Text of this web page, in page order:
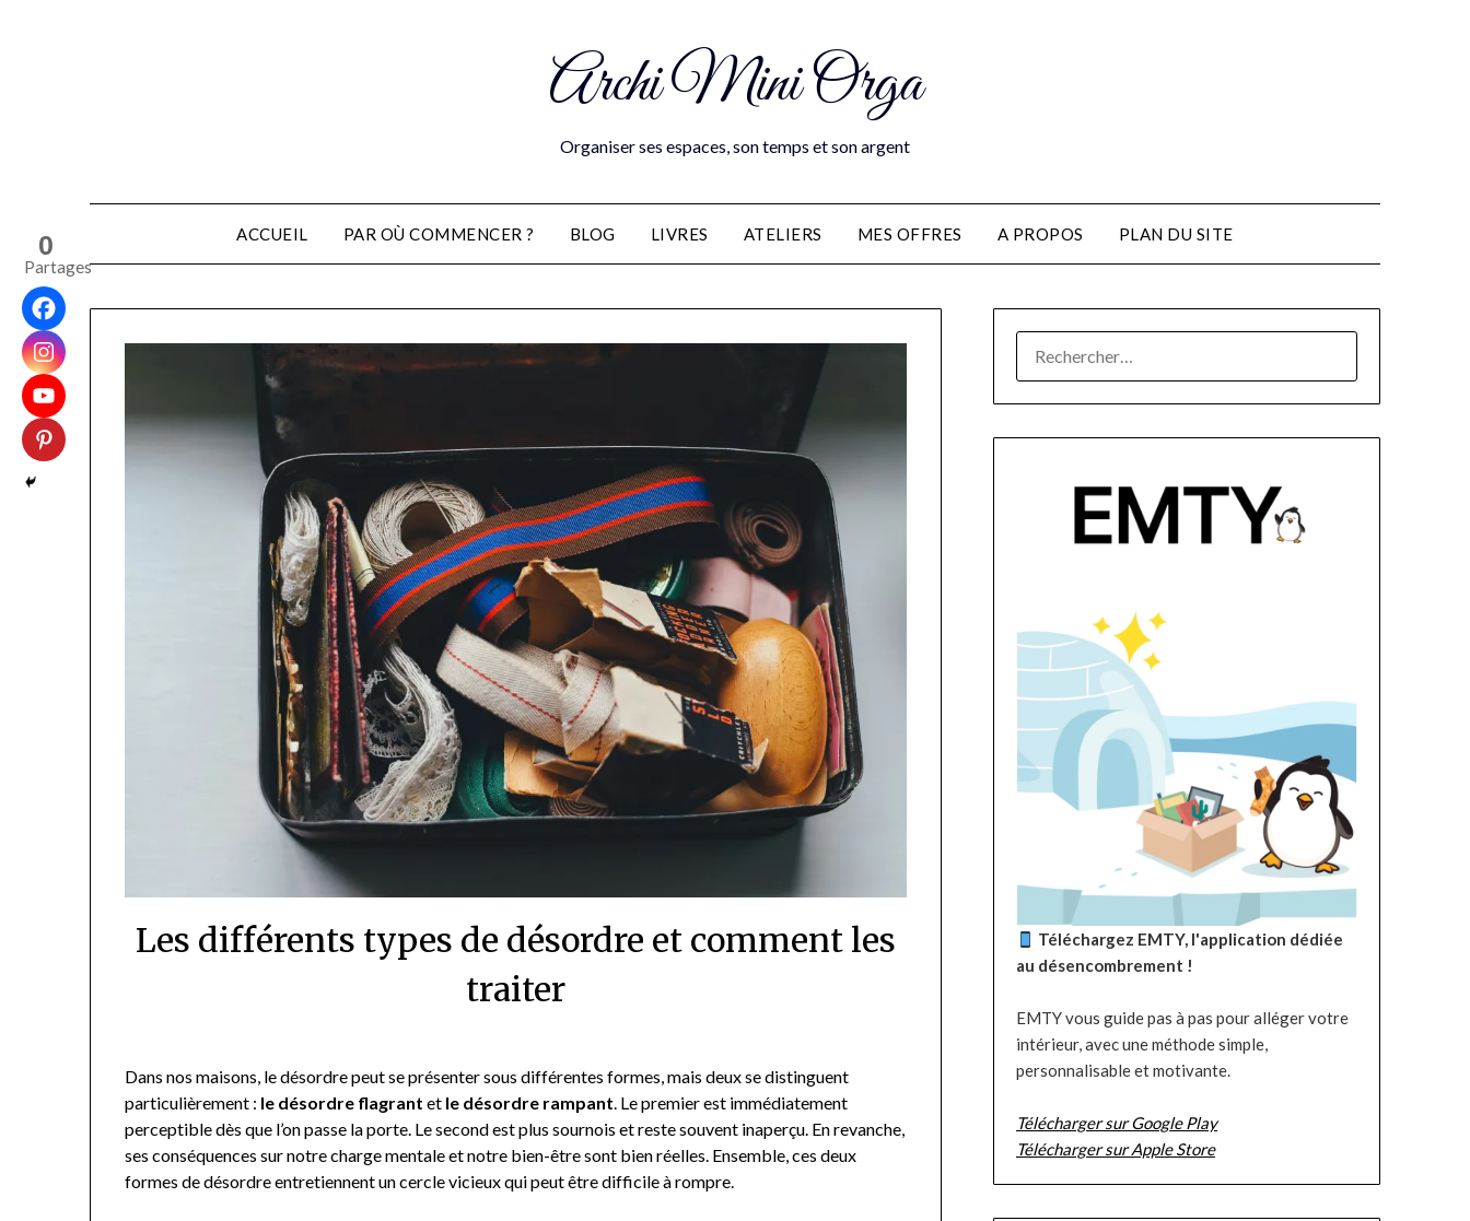
Archi Mini Orga
Organiser ses espaces, son temps et son argent
ACCUEIL PAR OÙ COMMENCER ? BLOG LIVRES ATELIERS MES OFFRES A PROPOS PLAN DU SITE
Les différents types de désordre et comment les
traiter
Dans nos maisons, le désordre peut se présenter sous différentes formes, mais deux se distinguent
particulièrement : le désordre flagrant et le désordre rampant . Le premier est immédiatement
perceptible dès que l’on passe la porte. Le second est plus sournois et reste souvent inaperçu. En revanche,
ses conséquences sur notre charge mentale et notre bien-être sont bien réelles. Ensemble, ces deux
formes de désordre entretiennent un cercle vicieux qui peut être difficile à rompre.
0
Partages
Téléchargez EMTY, l'application dédiée
au désencombrement !
EMTY vous guide pas à pas pour alléger votre
intérieur, avec une méthode simple,
personnalisable et motivante.
Télécharger sur Google Play
Télécharger sur Apple Store